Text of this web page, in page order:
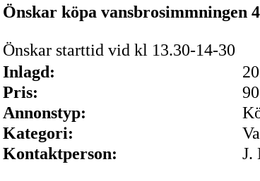
Önskar köpa vansbrosimmningen
Önskar starttid vid kl 13.30-14-30
Inlagd:
Pris:
Annonstyp:
Kategori:
Kontaktperson:
J.